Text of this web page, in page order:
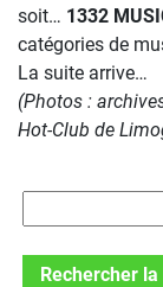
soit… 1332
catégories de
La suite arrive…
(Photos :
Hot-Club de
Rechercher